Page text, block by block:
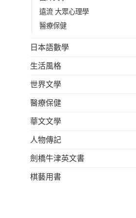
遠流 大眾心理學
醫療保健
日本語數學
生活風格
世界文學
醫療保健
華文文學
人物傳記
劍橋牛津英文書
棋藝用書